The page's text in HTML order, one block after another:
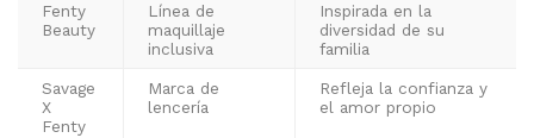
Fenty
Beauty
Línea de
maquillaje
inclusiva
Inspirada en la
diversidad de su
familia
Savage
X
Fenty
Marca de
lencería
Refleja la confianza y
el amor propio